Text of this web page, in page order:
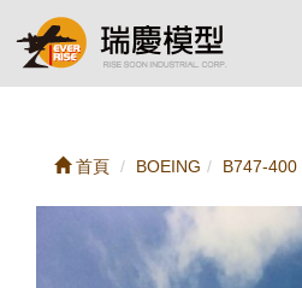
首頁 BOEING B747-400